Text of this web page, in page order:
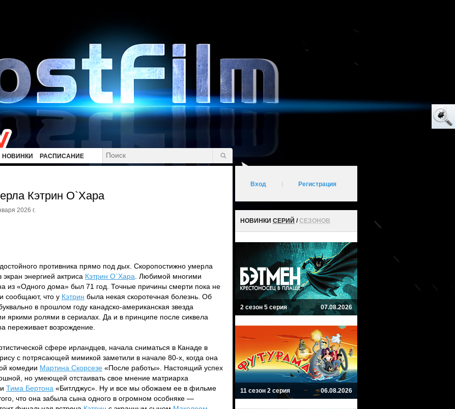
НОВИНКИ РАСПИСАНИЕ
Кэтрин О`Хара
2026 г.
противника прямо под дых. Скоропостижно умерла
энергией актриса Кэтрин О`Хара . Любимой многими
из «Одного дома» был 71 год. Точные причины смерти пока не
сообщают, что у Кэтрин была некая скоротечная болезнь. Об
в прошлом году канадско-американская звезда
яркими ролями в сериалах. Да и в принципе после сиквела
переживает возрождение.
сфере ирландцев, начала сниматься в Канаде в
с потрясающей мимикой заметили в начале 80-х, когда она
комедии Мартина Скорсезе «После работы». Настоящий успех
но умеющей отстаивать свое мнение матриарха
Тима Бертона «Битлджус». Ну и все мы обожаем ее в фильме
что она забыла сына одного в огромном особняке —
Вход Регистрация
НОВИНКИ СЕРИЙ /СЕЗОНОВ
2 сезон 5 серия 07.08.2026
11 сезон 2 серия 06.08.2026